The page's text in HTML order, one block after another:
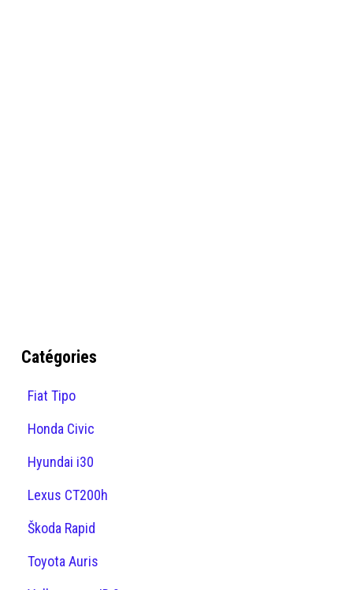
Catégories
Fiat Tipo
Honda Civic
Hyundai i30
Lexus CT200h
Škoda Rapid
Toyota Auris